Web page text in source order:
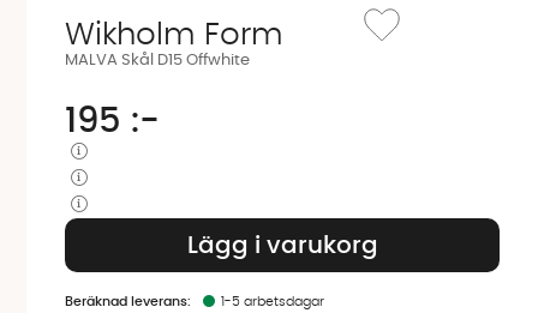
MALVA Skål D15 Offwhite
Wikholm Form
Lägg till i önskelista:
195 :-
Lägg i varukorg
1-5 arbetsdagar